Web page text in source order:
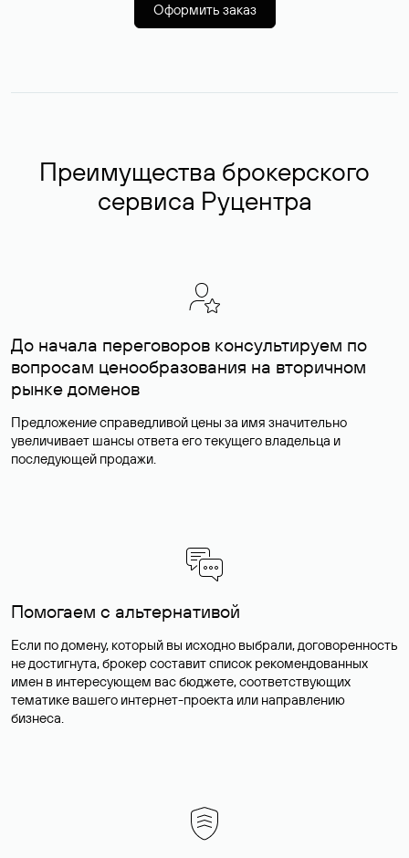
Оформить заказ
Преимущества брокерского
сервиса Руцентра
До начала переговоров консультируем по
вопросам ценообразования на вторичном
рынке доменов
Предложение справедливой цены за имя значительно
увеличивает шансы ответа его текущего владельца и
последующей продажи.
Помогаем с альтернативой
Если по домену, который вы исходно выбрали, договоренность
не достигнута, брокер составит список рекомендованных
имен в интересующем вас бюджете, соответствующих
тематике вашего интернет-проекта или направлению
бизнеса.